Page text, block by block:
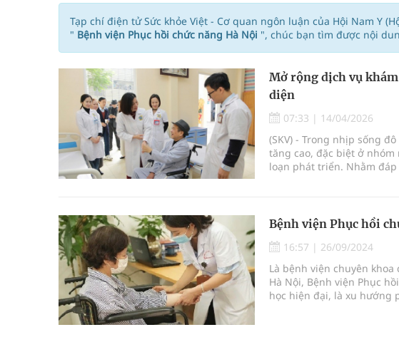
Tỷ lệ tật khúc xạ ở trẻ gia tăng: Khuyến nghị của chuyên gia
Nhiều lợi thế để nâng chất lượng y tế
Vương Thành Công: Khi việc học bắt đầu từ trải nghiệm thực tế
Chấn chỉnh hoạt động kinh doanh dược liệu
Súp lơ xanh mang đến hy vọng mới trong phòng ngừa ung thư
Tác Dụng Chống Kết Tập Tiểu Cầu Và Chống Đông Máu Của Các
Cách âm nhạc trị liệu được “đo ni đóng giày”
Tạp chí điện tử Sức khỏe Việt - Cơ quan ngôn luận của Hội Nam Y
" Bệnh viện Phục hồi chức năng Hà Nội ", chúc bạn tìm được nội
Mở rộng dịch vụ
diện
07:33 | 14/04/2026
(SKV) - Trong nhịp sống
tăng cao, đặc biệt ở
loạn phát triển. Nhằm
Bệnh viện Phục hồi
16:57 | 26/09/2024
Là bệnh viện chuyên
Hà Nội, Bệnh viện Phục
học hiện đại, là xu hướng